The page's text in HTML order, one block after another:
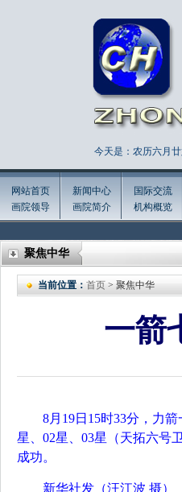
今天是：农历六月
网站首页
画院领导
新闻中心
画院简介
国际交流
机构概览
聚焦中华
当前位置： 首页 > 聚焦中华
一箭
8月19日15时33分，力
星、02星、03星（天拓六号
成功。
新华社发（汪江波 摄）